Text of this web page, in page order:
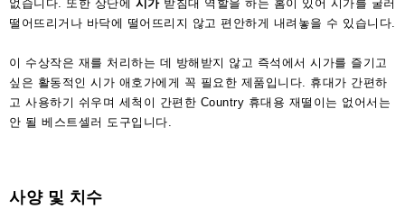
없습니다. 또한 상단에 시가받침대 역할을 하는 홈이 있어 시가를 굴러
떨어뜨리거나 바닥에 떨어뜨리지 않고 편안하게 내려놓을 수 있습니다.
이 수상작은 재를 처리하는 데 방해받지 않고 즉석에서 시가를 즐기고
싶은 활동적인 시가 애호가에게 꼭 필요한 제품입니다. 휴대가 간편하
고 사용하기 쉬우며 세척이 간편한 Country 휴대용 재떨이는 없어서는
안 될 베스트셀러 도구입니다.
사양 및 치수